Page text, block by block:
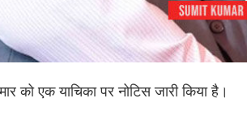
एक याचिका पर नोटिस जारी किया है।